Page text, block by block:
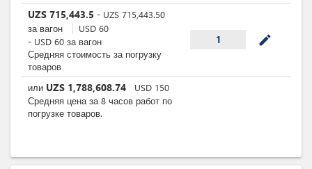
UZS 715,443.5 - UZS 715,443.50
за вагон USD 60
- USD 60 за вагон
Средняя стоимость за погрузку
товаров
1 mode_edit
или UZS 1,788,608.74 USD 150
Средняя цена за 8 часов работ по
погрузке товаров.